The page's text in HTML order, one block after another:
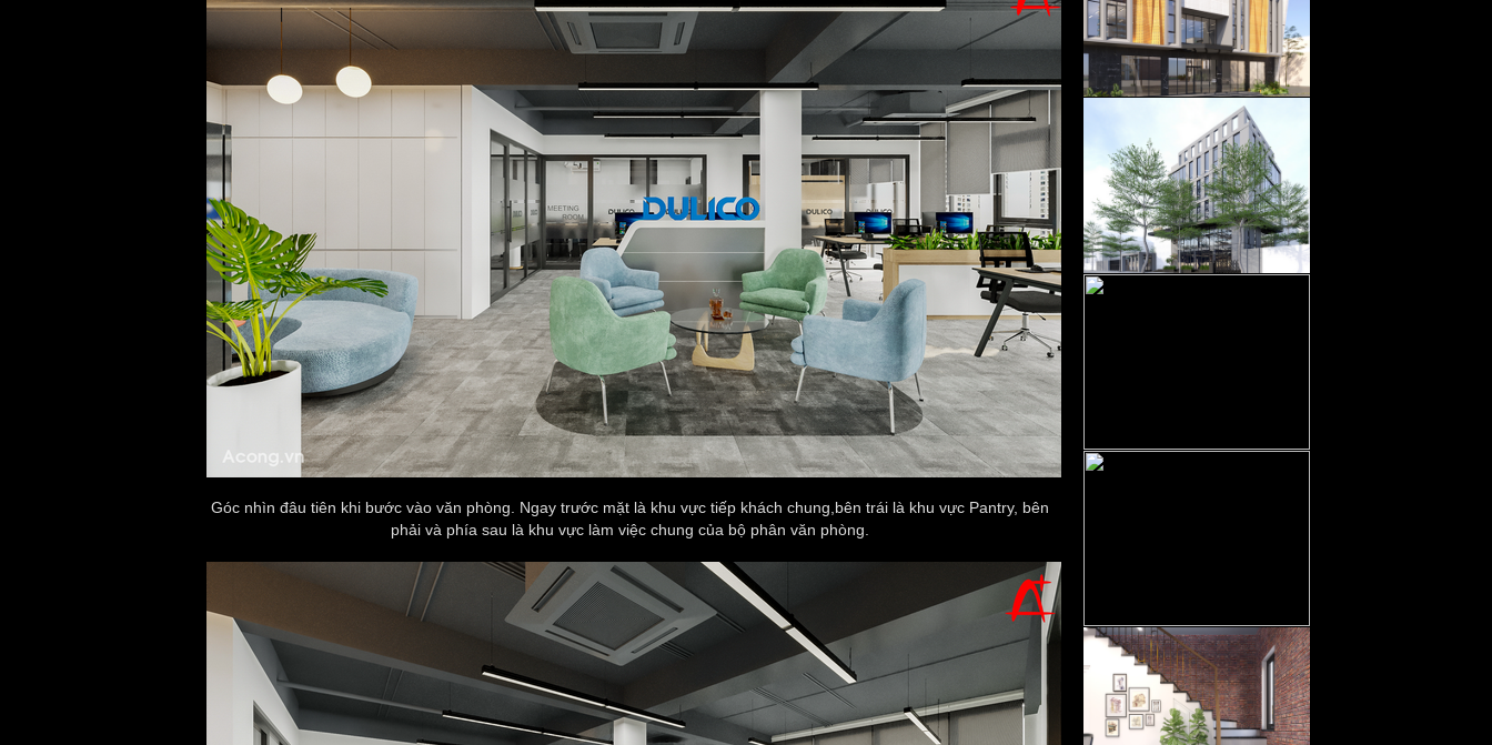
Góc nhìn đâu tiên khi bước vào văn phòng. Ngay trước mặt là khu vực tiếp khách chung,bên trái là khu vực Pantry, bên
phải và phía sau là khu vực làm việc chung của bộ phân văn phòng.